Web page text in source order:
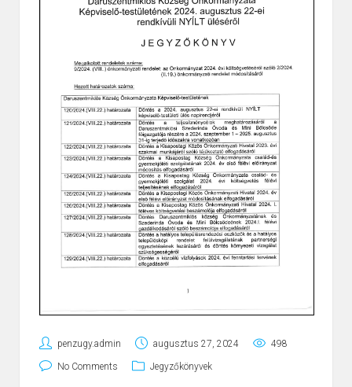
penzugy.admin augusztus 27, 2024 498
No Comments Jegyzőkönyvek